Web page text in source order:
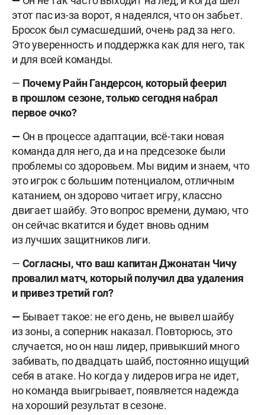
этот пас из-за ворот, я надеялся, что он забьет.
Бросок был сумасшедший, очень рад за него.
Это уверенность и поддержка как для него, так
и для всей команды.
— Почему Райн Гандерсон, который феерил
в прошлом сезоне, только сегодня набрал
первое очко?
— Он в процессе адаптации, всё-таки новая
команда для него, да и на предсезоке были
проблемы со здоровьем. Мы видим и знаем, что
это игрок с большим потенциалом, отличным
катанием, он здорово читает игру, классно
двигает шайбу. Это вопрос времени, думаю, что
он сейчас вкатится и будет вновь одним
из лучших защитников лиги.
— Согласны, что ваш капитан Джонатан Чичу
провалил матч, который получил два удаления
и привез третий гол?
— Бывает такое: не его день, не вывел шайбу
из зоны, а соперник наказал. Повторюсь, это
случается, но он наш лидер, привыкший много
забивать, по двадцать шайб, постоянно ищущий
себя в атаке. Но когда у лидеров игра не идет,
но команда выигрывает, появляется надежда
на хороший результат в сезоне.